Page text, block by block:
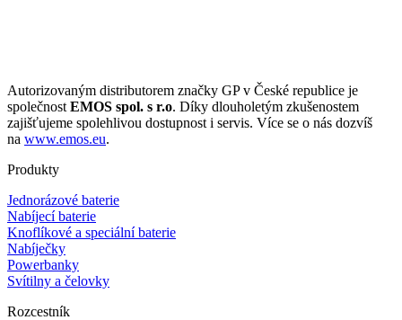
Autorizovaným distributorem značky GP v České republice je
společnost EMOS spol. s r.o. Díky dlouholetým zkušenostem
zajišťujeme spolehlivou dostupnost i servis. Více se o nás dozvíš
na www.emos.eu.
Produkty
Jednorázové baterie
Nabíjecí baterie
Knoflíkové a speciální baterie
Nabíječky
Powerbanky
Svítilny a čelovky
Rozcestník